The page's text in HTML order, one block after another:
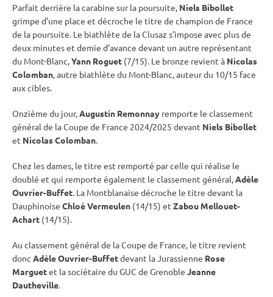
Parfait derrière lacarabine sur la poursuite, Niels Bibollet
grimpe d’une place et décroche le titre de champion de France
de la poursuite. Le biathlète de la Clusaz s’impose avec plus de
deux minutes et demie d’avance devant un autre représentant
du Mont-Blanc,Yann Roguet (7/15). Le bronze revient à Nicolas
Colomban, autre biathlète du Mont-Blanc, auteur du 10/15 face
aux cibles.
Onzième du jour,Augustin Remonnay remporte le classement
général de la Coupe de France 2024/2025 devant Niels Bibollet
et Nicolas Colomban.
Chez les dames, le titre est remporté par celle qui réalise le
doublé et qui remporte également le classement général,Adèle
Ouvrier-Buffet. La Montblanaise décroche le titre devant la
Dauphinoise Chloé Vermeulen (14/15) et Zabou Mellouet-
Achart (14/15).
Au classement général de la Coupe de France, le titre revient
donc Adèle Ouvrier-Buffetdevant la Jurassienne Rose
Marguetet la sociétaire du GUC de Grenoble Jeanne
Dautheville.